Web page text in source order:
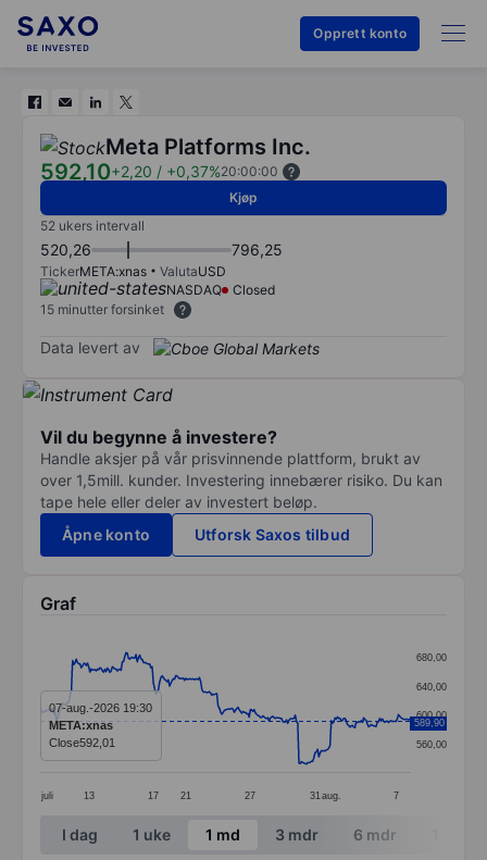
Opprett konto
Meta Platforms Inc.
592,10+2,20 / +0,37%20:00:00
Kjøp
52 ukers intervall
520,26 796,25
TickerMETA:xnas ValutaUSD
NASDAQ
Closed
15 minutter forsinket
Data levert av
Vil du begynne å investere?
Handle aksjer på vår prisvinnende plattform, brukt av
over 1,5mill. kunder. Investering innebærer risiko. Du kan
tape hele eller deler av investert beløp.
Åpne konto
Utforsk Saxos tilbud
Graf
Line chart with 299 data points.
The chart has 1 X axis displaying categories.
The chart has 1 Y axis displaying values. Data
juli 13 17 21 27 31 aug. 7
560,00
600,00
640,00
680,00
589,90
07-aug.-2026 19:30
META:xnas
Close592,01
End of interactive chart.
I dag 1 uke 1 md 3 mdr 6 mdr